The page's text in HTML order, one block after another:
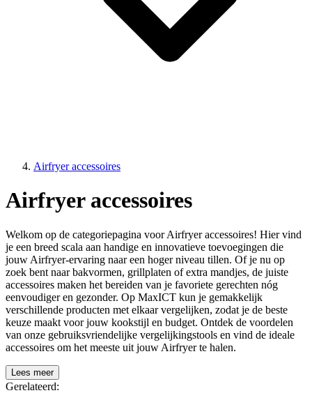
Airfryer accessoires
Airfryer accessoires
Welkom op de categoriepagina voor Airfryer accessoires! Hier vind
je een breed scala aan handige en innovatieve toevoegingen die
jouw Airfryer-ervaring naar een hoger niveau tillen. Of je nu op
zoek bent naar bakvormen, grillplaten of extra mandjes, de juiste
accessoires maken het bereiden van je favoriete gerechten nóg
eenvoudiger en gezonder. Op MaxICT kun je gemakkelijk
verschillende producten met elkaar vergelijken, zodat je de beste
keuze maakt voor jouw kookstijl en budget. Ontdek de voordelen
van onze gebruiksvriendelijke vergelijkingstools en vind de ideale
accessoires om het meeste uit jouw Airfryer te halen.
Lees meer
Gerelateerd: